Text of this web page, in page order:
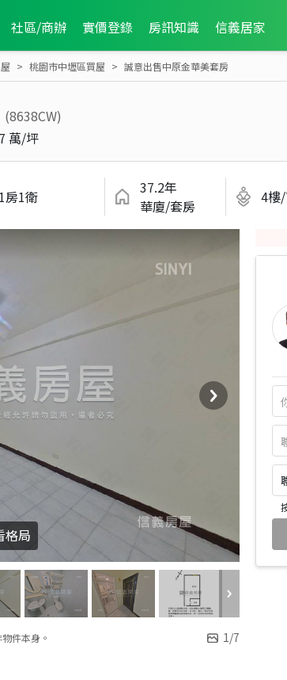
社區/商辦 實價登錄 房訊知識 信義居家
桃園市中壢區買屋 誠意出售中原金華美套房
(8638CW)
萬/坪
1房1衛
37.2年
華廈/套房
4樓
件本身。 1/7
格局